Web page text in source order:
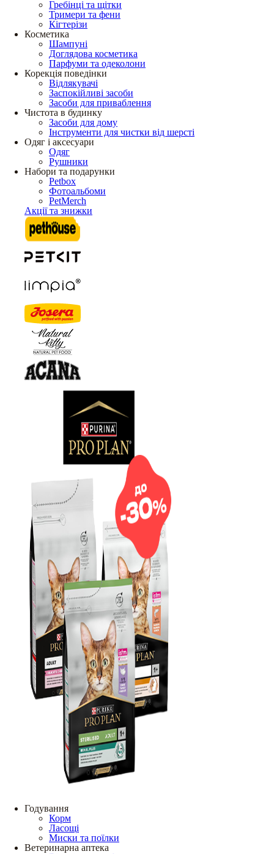
Гребінці та щітки
Тримери та фени
Кігтерізи
Косметика
Шампуні
Доглядова косметика
Парфуми та одеколони
Корекція поведінки
Відлякувачі
Заспокійливі засоби
Засоби для приваблення
Чистота в будинку
Засоби для дому
Інструменти для чистки від шерсті
Одяг і аксесуари
Одяг
Рушники
Набори та подарунки
Petbox
Фотоальбоми
PetMerch
Акції та знижки
Годування
Корм
Ласощі
Миски та поїлки
Ветеринарна аптека